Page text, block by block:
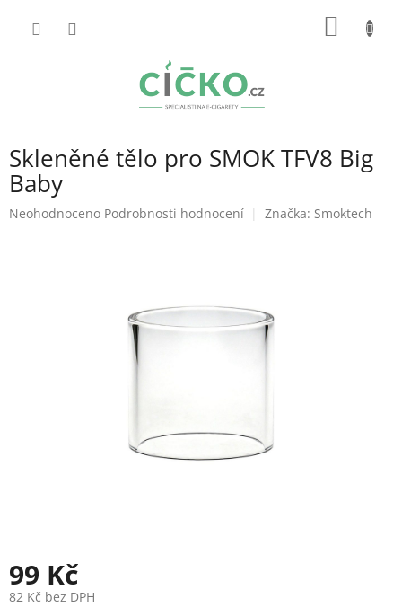
Skleněné tělo pro SMOK TFV8 Big
Baby
Průměrné
Neohodnoceno Podrobnosti hodnocení Značka: Smoktech
99 Kč
82 Kč bez DPH